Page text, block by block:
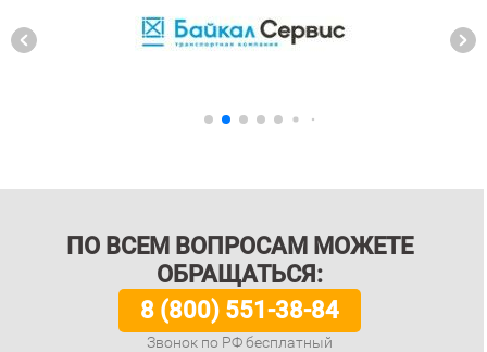
ПО ВСЕМ ВОПРОСАМ МОЖЕТЕ
ОБРАЩАТЬСЯ:
8 (800) 551-38-84
Звонок по РФ бесплатный